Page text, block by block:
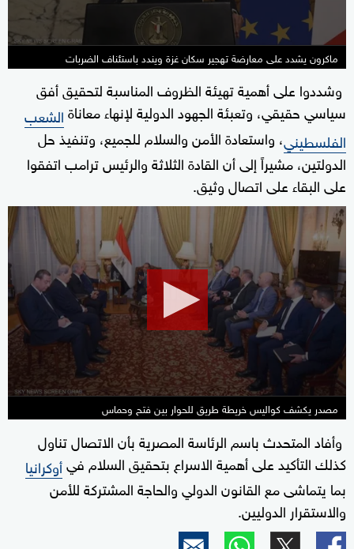
ماكرون يشدد على معارضة تهجير سكان غزة ويندد باستئناف الضربات
وشددوا على أهمية تهيئة الظروف المناسبة لتحقيق أفق
سياسي حقيقي، وتعبئة الجهود الدولية لإنهاء معاناةالشعب
الفلسطيني، واستعادة الأمن والسلام للجميع، وتنفيذ حل
الدولتين، مشيراً إلى أن القادة الثلاثة والرئيس ترامب اتفقوا
على البقاء على اتصال وثيق.
0
seconds
minutes,
49
seconds
مصدر يكشف كواليس خريطة طريق للحوار بين فتح وحماس
وأفاد المتحدث باسم الرئاسة المصرية بأن الاتصال تناول
كذلك التأكيد على أهمية الاسراع بتحقيق السلام فيأوكرانيا
بما يتماشى مع القانون الدولي والحاجة المشتركة للأمن
والاستقرار الدوليين.